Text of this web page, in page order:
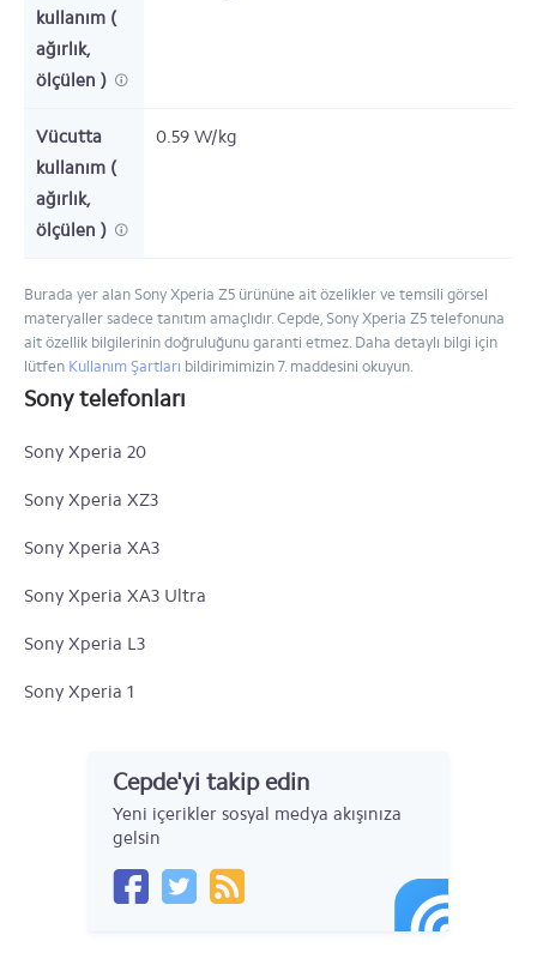
kullanım (
ağırlık,
ölçülen )
Vücutta
kullanım (
ağırlık,
ölçülen )
0.59 W/kg
Burada yer alan Sony Xperia Z5 ürününe ait özelikler ve temsili görsel
materyaller sadece tanıtım amaçlıdır. Cepde, Sony Xperia Z5 telefonuna
ait özellik bilgilerinin doğruluğunu garanti etmez. Daha detaylı bilgi için
lütfen Kullanım Şartları bildirimimizin 7. maddesini okuyun.
Sony telefonları
Sony Xperia 20
Sony Xperia XZ3
Sony Xperia XA3
Sony Xperia XA3 Ultra
Sony Xperia L3
Sony Xperia 1
Sony Xperia 10
Sony Xperia XZ
Sony Xperia X Compact
Cepde'yi takip edin
Yeni içerikler sosyal medya akışınıza
gelsin